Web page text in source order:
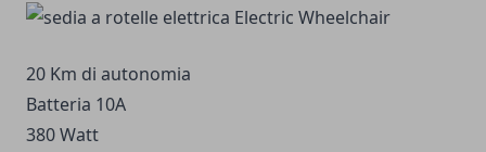
20 Km di autonomia
Batteria 10A
380 Watt